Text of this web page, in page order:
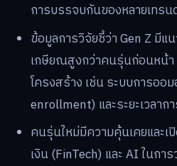
การบรรจบกันของหลายเทรน
ข้อมูลการวิจัยชี้ว่า Gen Z มีแ
เกษียณสูงกว่าคนรุ่นก่อนหน้า
โครงสร้าง เช่น ระบบการออ
enrollment) และระยะเวลาก
คนรุ่นใหม่มีความคุ้นเคยและเ
เงิน (FinTech) และ AI ในกา